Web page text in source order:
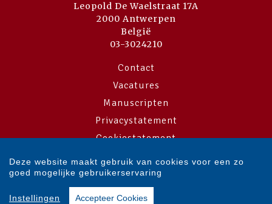
Leopold De Waelstraat 17A
2000 Antwerpen
België
03-3024210
Contact
Vacatures
Manuscripten
Privacystatement
Cookiestatement
Cookie-instellingen
Copyright © 2007-2026 Overamstel Uitgevers - Alle rechten voorbehouden
Deze website maakt gebruik van cookies voor een zo
goed mogelijke gebruikerservaring
Instellingen Accepteer Cookies